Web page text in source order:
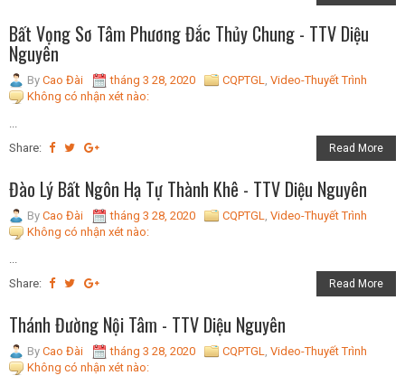
Bất Vọng Sơ Tâm Phương Đắc Thủy Chung - TTV Diệu
Nguyên
By Cao Đài tháng 3 28, 2020 CQPTGL, Video-Thuyết Trình
Không có nhận xét nào:
...
Share:
Read More
Đào Lý Bất Ngôn Hạ Tự Thành Khê - TTV Diệu Nguyên
By Cao Đài tháng 3 28, 2020 CQPTGL, Video-Thuyết Trình
Không có nhận xét nào:
...
Share:
Read More
Thánh Đường Nội Tâm - TTV Diệu Nguyên
By Cao Đài tháng 3 28, 2020 CQPTGL, Video-Thuyết Trình
Không có nhận xét nào: